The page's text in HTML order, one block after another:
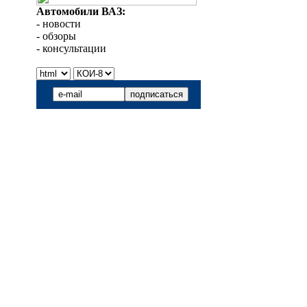
Автомобили ВАЗ:
- новости
- обзоры
- консультации